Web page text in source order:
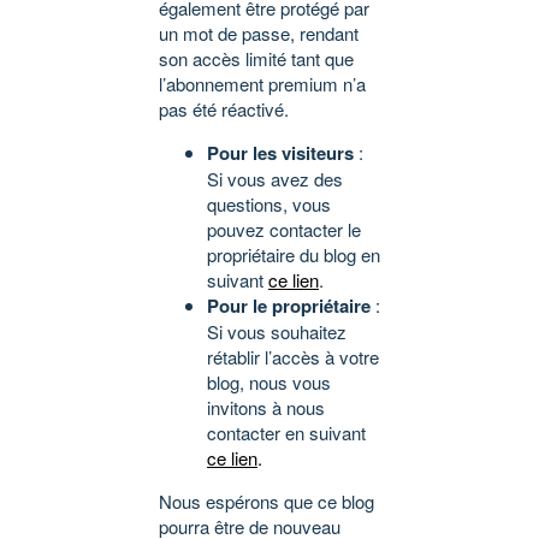
également être protégé par
un mot de passe, rendant
son accès limité tant que
l’abonnement premium n’a
pas été réactivé.
Pour les visiteurs :
Si vous avez des
questions, vous
pouvez contacter le
propriétaire du blog en
suivantce lien.
Pour le propriétaire :
Si vous souhaitez
rétablir l’accès à votre
blog, nous vous
invitons à nous
contacter en suivant
ce lien.
Nous espérons que ce blog
pourra être de nouveau